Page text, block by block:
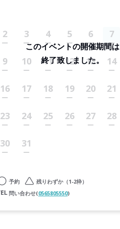
2 3 4 5 6 7
9 10 11 12 13 14
16 17 18 19 20 21
23 24 25 26 27 28
30 31
このイベントの開催期間は
終了致しました。
予約
残りわずか（1-2枠）
問い合わせ(0565805550)